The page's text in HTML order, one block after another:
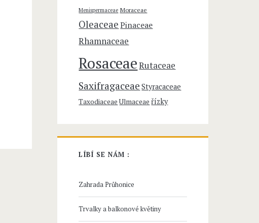
Menispermaceae Moraceae
Oleaceae Pinaceae
Rhamnaceae
RosaceaeRutaceae
Saxifragaceae Styracaceae
Taxodiaceae Ulmaceae řízky
LÍBÍ SE NÁM :
Zahrada Průhonice
Trvalky a balkonové květiny